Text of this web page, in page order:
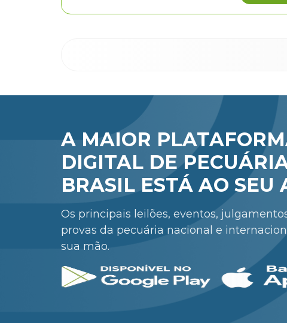
A MAIOR
DIGITAL DE
BRASIL ESTÁ AO SEU
Os principais leilões, eventos,
provas da pecuária nacional e
sua mão.